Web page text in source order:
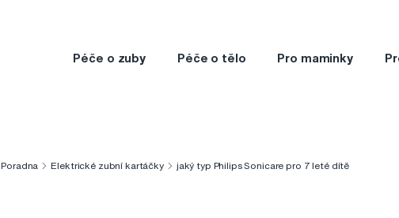
Péče o zuby Péče o tělo Pro maminky
Poradna Elektrické zubní kartáčky jaký typ Philips Sonicare pro 7 leté dítě